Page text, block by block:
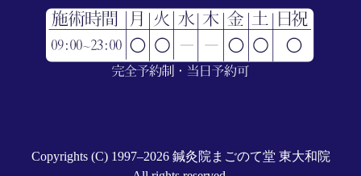
Copyrights (C) 1997–2026 鍼灸院まごのて堂 東大和院